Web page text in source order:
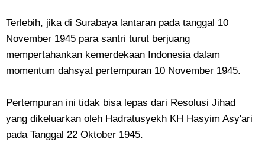
Terlebih, jika di Surabaya lantaran pada tanggal 10
November 1945 para santri turut berjuang
mempertahankan kemerdekaan Indonesia dalam
momentum dahsyat pertempuran 10 November 1945.
Pertempuran ini tidak bisa lepas dari Resolusi Jihad
yang dikeluarkan oleh Hadratusyekh KH Hasyim Asy'ari
pada Tanggal 22 Oktober 1945.